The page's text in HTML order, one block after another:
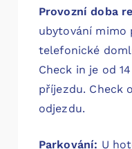
Provozní doba
ubytování mimo
telefonické
Check in je od
příjezdu. Check
odjezdu.
Parkování: U